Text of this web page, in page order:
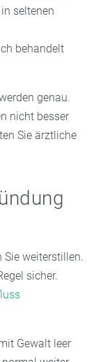
seltenen
behandelt
genau.
nicht besser
Sie ärztliche
Sie weiterstillen.
sicher.
Gewalt leer